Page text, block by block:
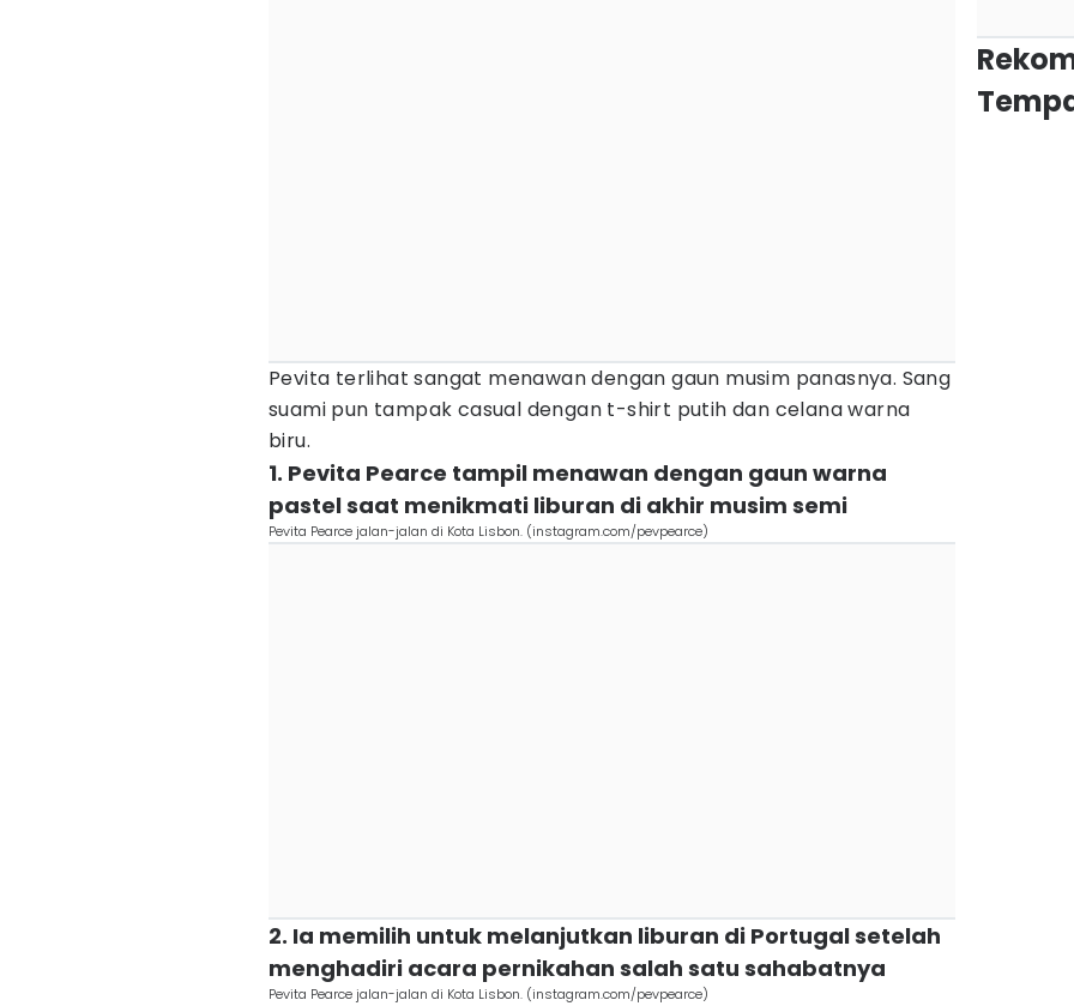
Pevita terlihat sangat menawan dengan gaun musim panasnya. Sang
suami pun tampak casual dengan t-shirt putih dan celana warna
biru.
1. Pevita Pearce tampil menawan dengan gaun warna
pastel saat menikmati liburan di akhir musim semi
Pevita Pearce jalan-jalan di Kota Lisbon. (instagram.com/pevpearce)
2. Ia memilih untuk melanjutkan liburan di Portugal setelah
menghadiri acara pernikahan salah satu sahabatnya
Pevita Pearce jalan-jalan di Kota Lisbon. (instagram.com/pevpearce)